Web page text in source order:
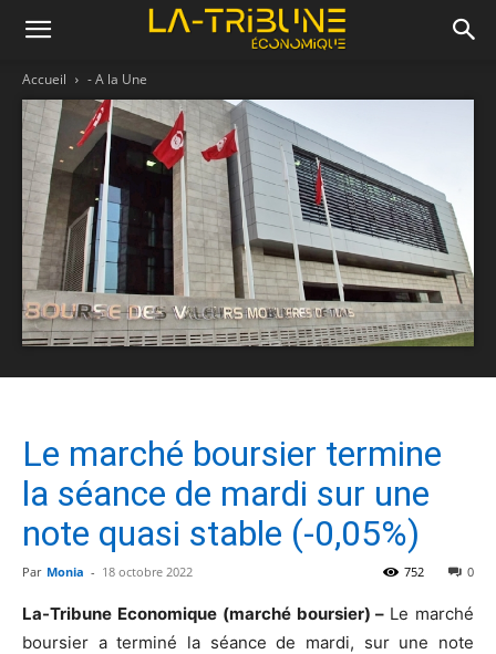
Accueil - A la Une
Le marché boursier termine
la séance de mardi sur une
note quasi stable (-0,05%)
Par Monia - 18 octobre 2022 0
752
La-Tribune Economique (marché boursier) – Le marché
boursier a terminé la séance de mardi, sur une note